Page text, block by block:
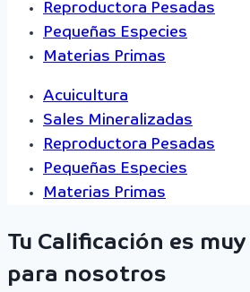
Reproductora Pesadas
Pequeñas Especies
Materias Primas
Acuicultura
Sales Mineralizadas
Reproductora Pesadas
Pequeñas Especies
Materias Primas
Tu Calificación es
para nosotros